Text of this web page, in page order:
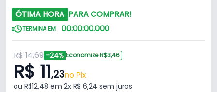
ÓTIMA HORA PARA COMPRAR!
TERMINA EM 00:00:00.000
R$ 14,69 -24% Economize R$3,46
R$ 11,23no Pix
ou R$12,48 em 2x R$ 6,24 sem juros